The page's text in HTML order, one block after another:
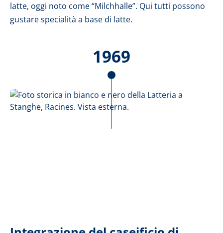
latte, oggi noto come “Milchhalle”. Qui tutti possono
gustare specialità a base di latte.
1969